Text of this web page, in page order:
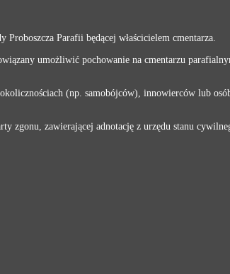
Parafii będącej właścicielem cmentarza.
umożliwić pochowanie na cmentarzu
(np. samobójców), innowierców lub
zgonu, zawierającej adnotację z urzędu stanu